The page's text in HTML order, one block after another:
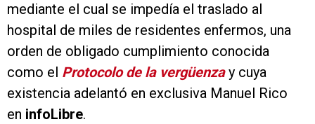
mediante el cual se impedía el traslado al
hospital de miles de residentes enfermos, una
orden de obligado cumplimiento conocida
como el Protocolo de la vergüenza y cuya
existencia adelantó en exclusiva Manuel Rico
en infoLibre.